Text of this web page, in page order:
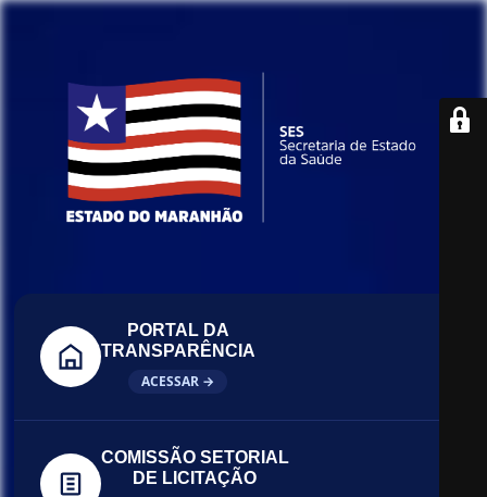
PORTAL DA
TRANSPARÊNCIA
ACESSAR →
COMISSÃO SETORIAL
DE LICITAÇÃO